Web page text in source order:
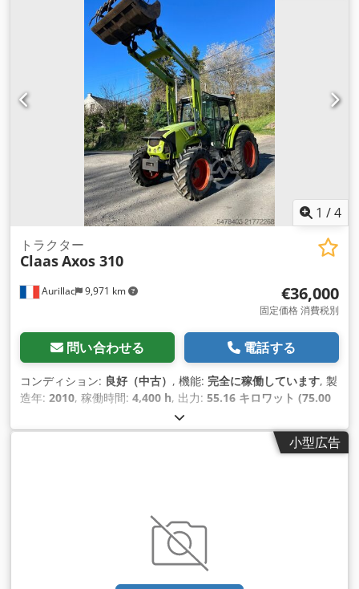
1 /4
Aurillac 9,971 km
トラクター
ClaasAxos 310
€36,000
固定価格 消費税別
問い合わせる 電話する
コンディション: 良好（中古） , 機能: 完全に稼働しています, 製
造年: 2010, 稼働時間: 4,400 h, 出力: 55.16 キロワット (75.00
A2204DAA2203584
小型広告